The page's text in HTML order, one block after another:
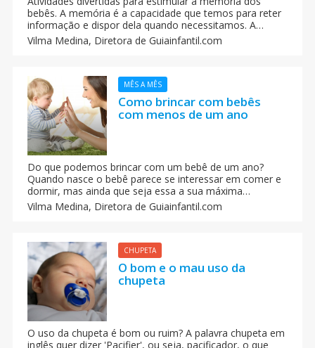
bebês. A memória é a capacidade que temos para reter
informação e dispor dela quando necessitamos. A
memória surge desde o momento do nascimento, ainda
que de forma inconsciente, e evoluindo à medida que o
Vilma Medina, Diretora de Guiainfantil.com
MÊS A MÊS
Como brincar com bebês
com menos de um ano
Do que podemos brincar com um bebê de um ano?
Quando nasce o bebê parece se interessar em comer e
dormir, mas ainda que seja essa a sua máxima
prioridade, desde os primeiros dias de vida a gente pode
interagir com eles e estimulá-los mediante brincadeiras
Vilma Medina, Diretora de Guiainfantil.com
CHUPETA
O bom e o mau uso da
chupeta
O uso da chupeta é bom ou ruim? A palavra chupeta em
inglês quer dizer 'Pacifier', ou seja, pacificador, o que